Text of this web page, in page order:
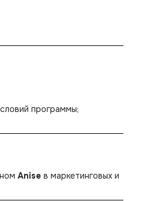
программы;
Anise в маркетинговых и